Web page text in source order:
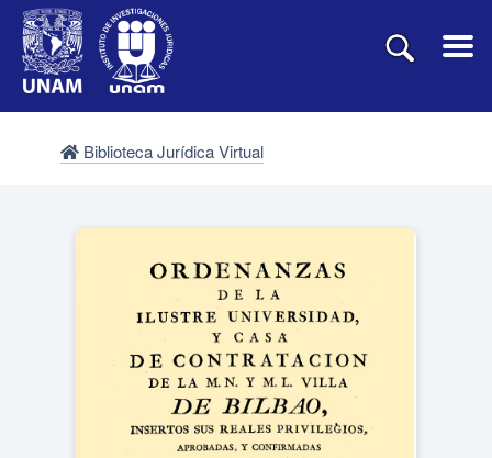
Biblioteca Jurídica Virtual